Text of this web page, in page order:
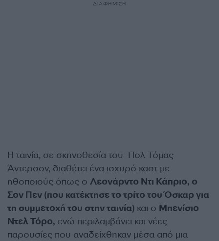
ΔΙΑΦΗΜΙΣΗ
Η ταινία, σε σκηνοθεσία του Πολ Τόμας
Άντερσον, διαθέτει ένα ισχυρό καστ με
ηθοποιούς όπως ο Λεονάρντο Ντι Κάπριο, ο
Σον Πεν (που κατέκτησε το τρίτο του Όσκαρ για
τη συμμετοχή του στην ταινία) και ο Μπενίσιο
Ντελ Τόρο, ενώ περιλαμβάνει και νέες
παρουσίες που αναδείχθηκαν μέσα από μια